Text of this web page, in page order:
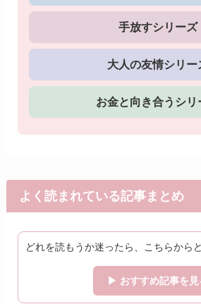
手放すシリーズ
大人の友情シリー
お金と向き合うシリ
よく読まれている記事まとめ
どれを読もうか迷ったら、こちらからど
▶ おすすめ記事を見